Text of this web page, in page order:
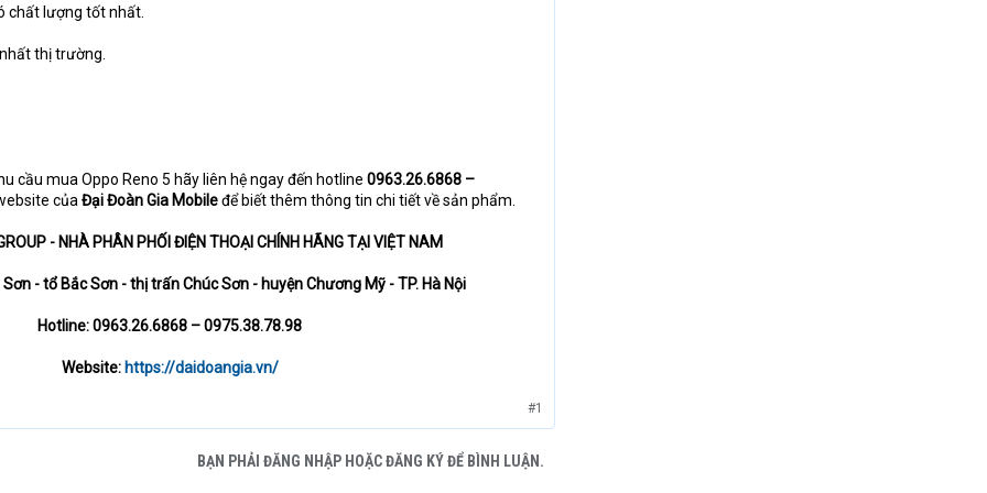
chất lượng tốt nhất.
thị trường.
cầu mua Oppo Reno 5 hãy liên hệ ngay đến hotline 0963.26.6868 –
của Đại Đoàn Gia Mobileđể biết thêm thông tin chi tiết về sản phẩm.
- NHÀ PHÂN PHỐI ĐIỆN THOẠI CHÍNH HÃNG TẠI VIỆT NAM
- tổ Bắc Sơn - thị trấn Chúc Sơn - huyện Chương Mỹ - TP. Hà Nội
Hotline: 0963.26.6868 – 0975.38.78.98
Website:https://daidoangia.vn/
#1
BẠN PHẢI ĐĂNG NHẬP HOẶC ĐĂNG KÝ ĐỂ BÌNH LUẬN.